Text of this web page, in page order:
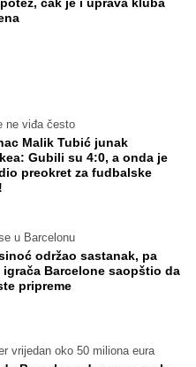
ne viđa često
Malik Tubić junak
Gubili su 4:0, a onda je
preokret za fudbalske
u Barcelonu
održao sastanak, pa
Barcelone saopštio da
pripreme
vrijedan oko 50 miliona eura